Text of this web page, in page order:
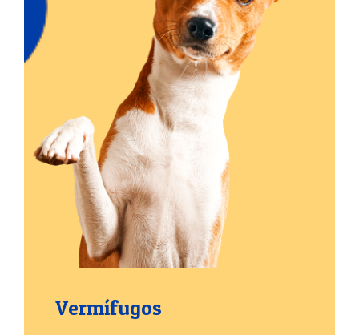
Vermífugos